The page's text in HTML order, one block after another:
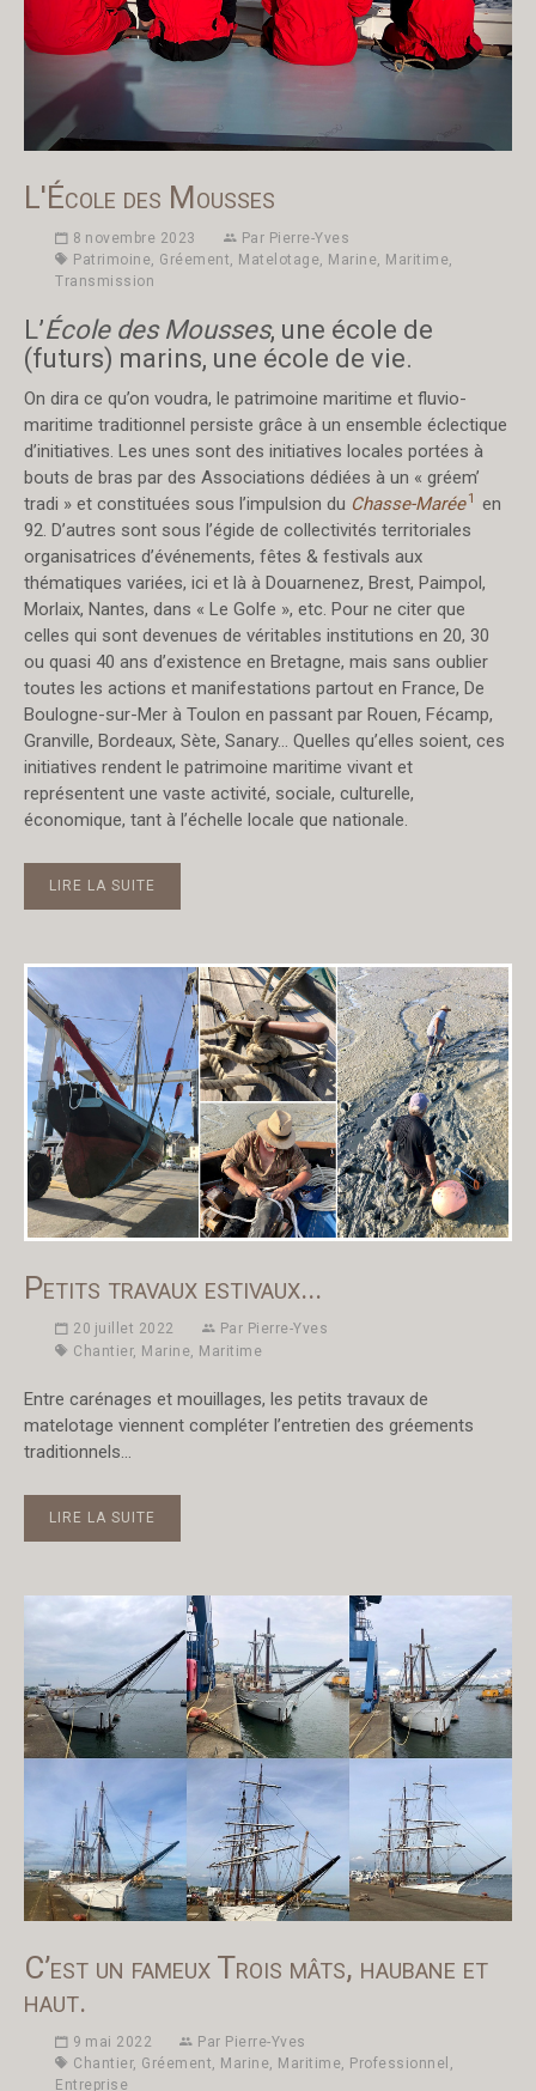
L'École des Mousses
8 novembre 2023 Par Pierre-Yves
Patrimoine Gréement Matelotage Marine Maritime
Transmission
L’École des Mousses, une école de
(futurs) marins, une école de vie.
On dira ce qu’on voudra, le patrimoine maritime et fluvio-
maritime traditionnel persiste grâce à un ensemble éclectique
d’initiatives. Les unes sont des initiatives locales portées à
bouts de bras par des Associations dédiées à un « gréem’
tradi » et constituées sous l’impulsion du Chasse-Marée 1
en
92. D’autres sont sous l’égide de collectivités territoriales
organisatrices d’événements, fêtes & festivals aux
thématiques variées, ici et là à Douarnenez, Brest, Paimpol,
Morlaix, Nantes, dans « Le Golfe », etc. Pour ne citer que
celles qui sont devenues de véritables institutions en 20, 30
ou quasi 40 ans d’existence en Bretagne, mais sans oublier
toutes les actions et manifestations partout en France, De
Boulogne-sur-Mer à Toulon en passant par Rouen, Fécamp,
Granville, Bordeaux, Sète, Sanary… Quelles qu’elles soient, ces
initiatives rendent le patrimoine maritime vivant et
représentent une vaste activité, sociale, culturelle,
économique, tant à l’échelle locale que nationale.
LIRE LA SUITE
Petits travaux estivaux...
20 juillet 2022 Par Pierre-Yves
Chantier, Marine, Maritime
Entre carénages et mouillages, les petits travaux de
matelotage viennent compléter l’entretien des gréements
traditionnels…
LIRE LA SUITE
C’est un fameux Trois mâts, haubane et
haut.
9 mai 2022 Par Pierre-Yves
Chantier, Gréement, Marine, Maritime, Professionnel ,
Entreprise